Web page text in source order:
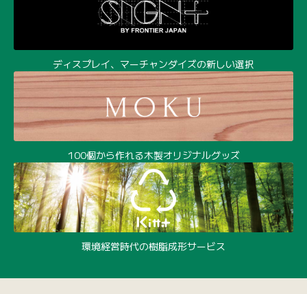
ディスプレイ、マーチャンダイズの新しい選択
100個から作れる木製オリジナルグッズ
環境経営時代の樹脂成形サービス